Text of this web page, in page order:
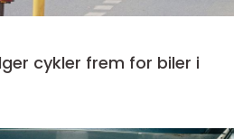
cykler frem for biler i